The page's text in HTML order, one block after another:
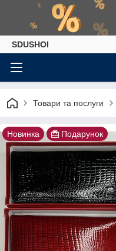
SDUSHOI
Товари та послуги
Новинка Подарунок